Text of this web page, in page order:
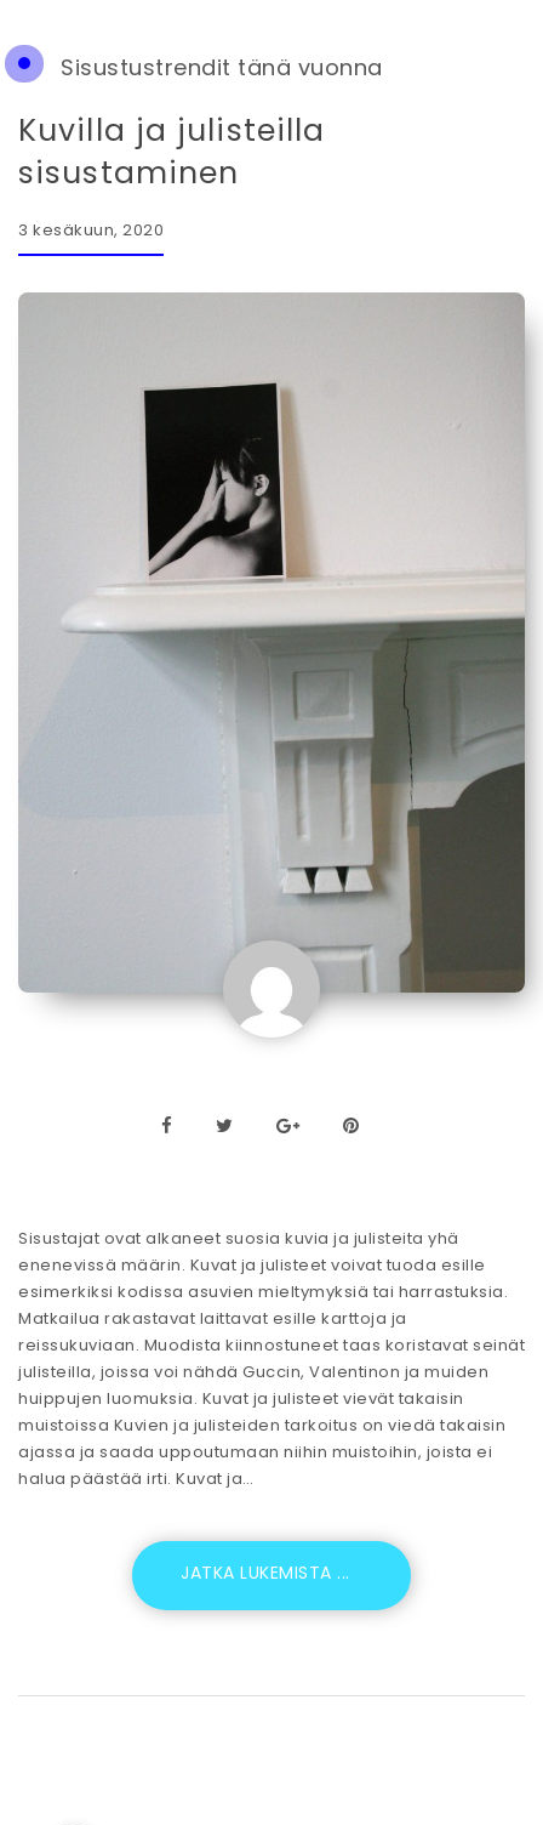
Sisustustrendit tänä vuonna
Kuvilla ja julisteilla
sisustaminen
3 kesäkuun, 2020
Sisustajat ovat alkaneet suosia kuvia ja julisteita yhä
enenevissä määrin. Kuvat ja julisteet voivat tuoda esille
esimerkiksi kodissa asuvien mieltymyksiä tai harrastuksia.
Matkailua rakastavat laittavat esille karttoja ja
reissukuviaan. Muodista kiinnostuneet taas koristavat seinät
julisteilla, joissa voi nähdä Guccin, Valentinon ja muiden
huippujen luomuksia. Kuvat ja julisteet vievät takaisin
muistoissa Kuvien ja julisteiden tarkoitus on viedä takaisin
ajassa ja saada uppoutumaan niihin muistoihin, joista ei
halua päästää irti. Kuvat ja…